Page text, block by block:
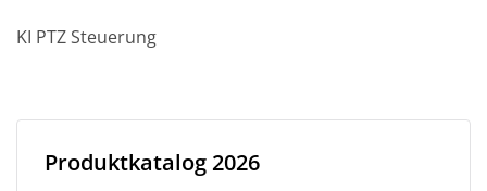
KI PTZ Steuerung
Produktkatalog 2026